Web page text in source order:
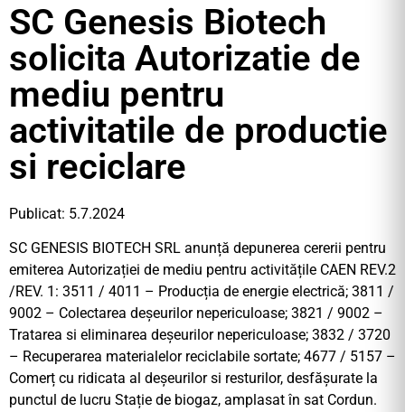
SC Genesis Biotech
solicita Autorizatie de
mediu pentru
activitatile de productie
si reciclare
Publicat: 5.7.2024
SC GENESIS BIOTECH SRL anunță depunerea cererii pentru
emiterea Autorizației de mediu pentru activitățile CAEN REV.2
/REV. 1: 3511 / 4011 – Producția de energie electrică; 3811 /
9002 – Colectarea deșeurilor nepericuloase; 3821 / 9002 –
Tratarea si eliminarea deșeurilor nepericuloase; 3832 / 3720
– Recuperarea materialelor reciclabile sortate; 4677 / 5157 –
Comerț cu ridicata al deșeurilor si resturilor, desfășurate la
punctul de lucru Stație de biogaz, amplasat în sat Cordun.